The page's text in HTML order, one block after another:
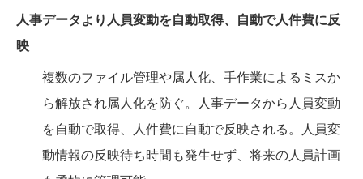
人事データより人員変動を自動取得、自動で人件費に反
映
複数のファイル管理や属人化、手作業によるミスか
ら解放され属人化を防ぐ。人事データから人員変動
を自動で取得、人件費に自動で反映される。人員変
動情報の反映待ち時間も発生せず、将来の人員計画